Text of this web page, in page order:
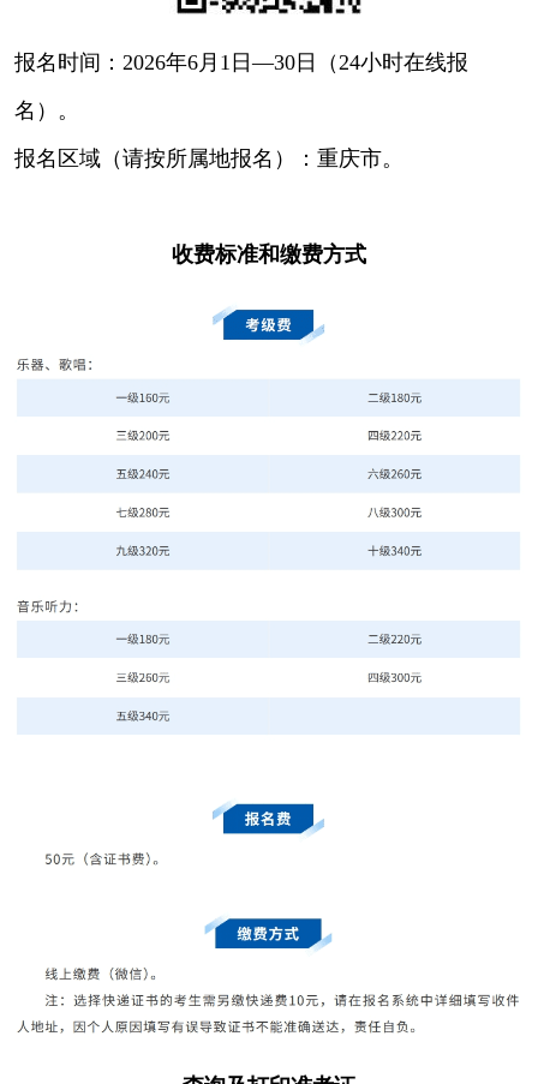
报名时间：2026年6月1日—30日（24小时在线报
名）。
报名区域（请按所属地报名）：重庆市。
收费标准和缴费方式